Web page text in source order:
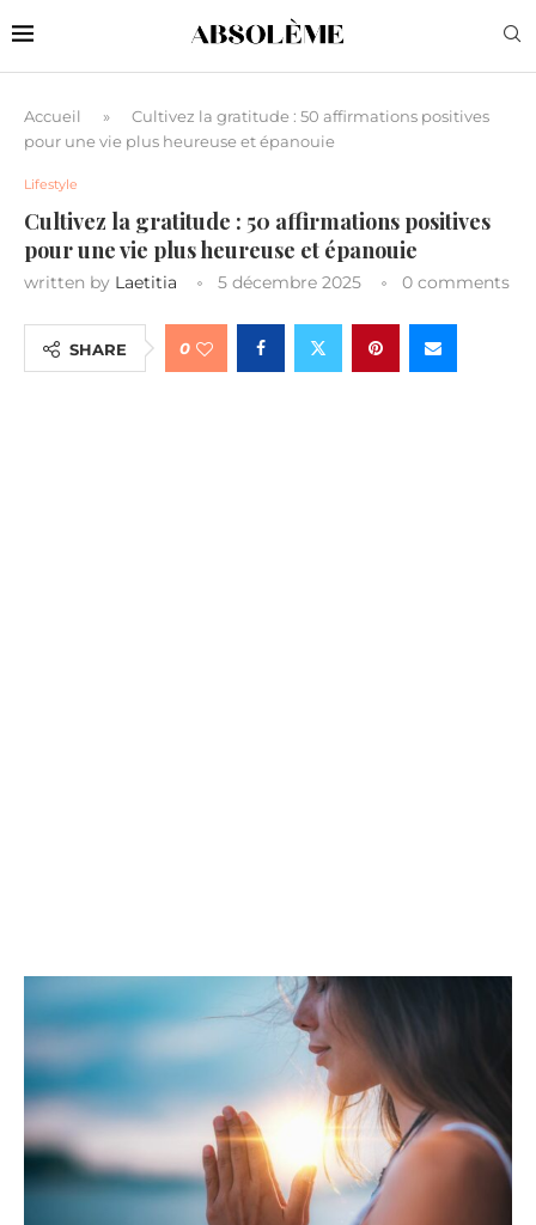
Accueil »
Cultivez la gratitude : 50 affirmations positives
pour une vie plus heureuse et épanouie
Lifestyle
Cultivez la gratitude : 50 affirmations positives
pour une vie plus heureuse et épanouie
written by Laetitia 5 décembre 2025 0 comments
SHARE 0